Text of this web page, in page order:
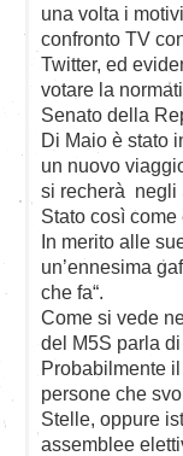
una volta i
confronto TV
Twitter, ed
votare la
Senato della
Di Maio è stato
un nuovo
si recherà negli
Stato così
In merito alle
un’ennesima
che fa“.
Come si vede
del M5S parla
Probabilmente
persone che
Stelle, oppure
assemblee